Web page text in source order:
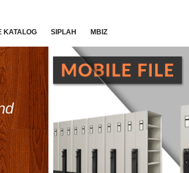
KATALOG SIPLAH MBIZ